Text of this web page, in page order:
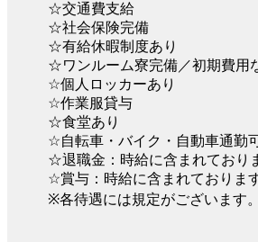
☆交通費支給
☆社会保険完備
☆有給休暇制度あり
☆ワンルーム寮完備／初期費用
☆個人ロッカーあり
☆作業服貸与
☆食堂あり
☆自転車・バイク・自動車通勤
☆退職金：時給に含まれており
☆賞与：時給に含まれておりま
※各待遇には規定がございます。